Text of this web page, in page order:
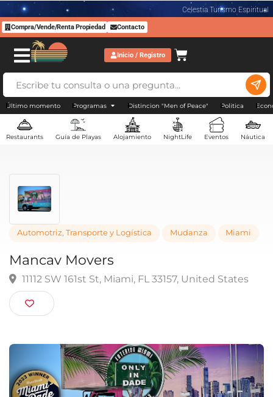
Celestia Turismo Espiritual
Compra/Vende/Renta Propiedad Contacto
Inicio / Registro
Último momento Programas Distincion "Men of Peace" Politica
Restaurants Guía de Playas Alojamiento NightLife Eventos Náutica
Automotriz, Transporte y Logística
Mancav Movers
11112 SW 161st St, Miami, FL 33157, United States